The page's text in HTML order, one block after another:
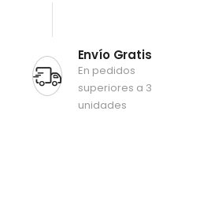
Envío Gratis
En pedidos
superiores a 3
unidades